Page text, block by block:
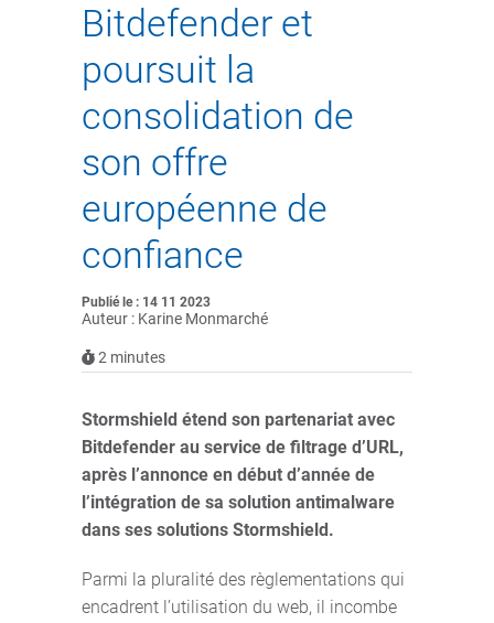
Bitdefender et
poursuit la
consolidation de
son offre
européenne de
confiance
Publié le : 14 11 2023
Auteur : Karine Monmarché
2 minutes
Stormshield étend son partenariat avec
Bitdefender au service de filtrage d’URL,
après l’annonce en début d’année de
l’intégration de sa solution antimalware
dans ses solutions Stormshield.
Parmi la pluralité des règlementations qui
encadrent l’utilisation du web, il incombe